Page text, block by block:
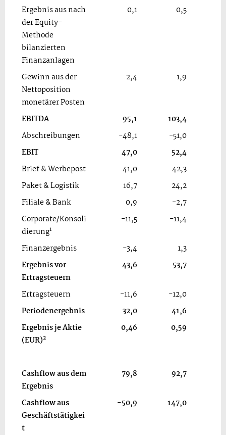
Ergebnis aus nach
der Equity-
Methode
bilanzierten
Finanzanlagen
0,1 0,5
Gewinn aus der
Nettoposition
monetärer Posten
2,4 1,9
EBITDA 95,1
103,4
Abschreibungen
-48,1
-51,0
EBIT
47,0
52,4
Brief & Werbepost
41,0
42,3
Paket & Logistik
16,7
24,2
Filiale & Bank
0,9
-2,7
Corporate/Konsoli
dierung1
-11,5 -11,4
Finanzergebnis -3,4
1,3
Ergebnis vor
Ertragsteuern
43,6 53,7
Ertragsteuern -11,6
-12,0
Periodenergebnis
32,0
41,6
Ergebnis je Aktie
(EUR)2
0,46 0,59
Cashflow aus dem
Ergebnis
79,8 92,7
Cashflow aus
Geschäftstätigkei
t
-50,9 147,0